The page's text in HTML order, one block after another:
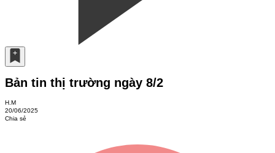
Bản tin thị trường ngày 8/2
H.M
20/06/2025
Chia sẻ